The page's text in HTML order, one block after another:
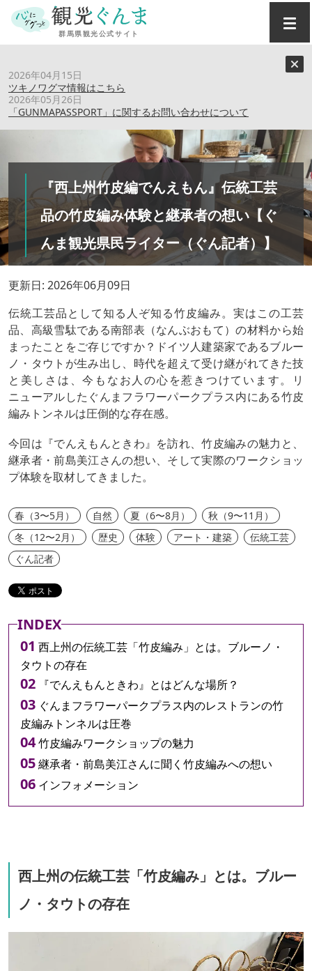
2026年04月15日
ツキノワグマ情報はこちら
2026年05月26日
「GUNMAPASSPORT」に関するお問い合わせについて
『西上州竹皮編でんえもん』伝統工芸品の竹皮編み体験と継
承者の想い【ぐんま観光県民ライター（ぐん記者）】
『西上州竹皮編でんえもん』伝統工芸
品の竹皮編み体験と継承者の想い【ぐ
んま観光県民ライター（ぐん記者）】
更新日: 2026年06月09日
伝統工芸品として知る人ぞ知る竹皮編み。実はこの工芸
品、高級雪駄である南部表（なんぶおもて）の材料から始
まったことをご存じですか？ドイツ人建築家であるブルー
ノ・タウトが生み出し、時代を超えて受け継がれてきた技
と美しさは、今もなお人の心を惹きつけています。リ
ニューアルしたぐんまフラワーパークプラス内にある竹皮
編みトンネルは圧倒的な存在感。
今回は『でんえもんときわ』を訪れ、竹皮編みの魅力と、
継承者・前島美江さんの想い、そして実際のワークショッ
プ体験を取材してきました。
春（3〜5月） 自然 夏（6〜8月）
秋（9〜11月）
冬（12〜2月）
歴史 体験 アート・建築
伝統工芸
ぐん記者
INDEX
西上州の伝統工芸「竹皮編み」とは。ブルーノ・
タウトの存在
『でんえもんときわ』とはどんな場所？
ぐんまフラワーパークプラス内のレストランの竹
皮編みトンネルは圧巻
竹皮編みワークショップの魅力
継承者・前島美江さんに聞く竹皮編みへの想い
インフォメーション
西上州の伝統工芸「竹皮編み」とは。ブルー
ノ・タウトの存在